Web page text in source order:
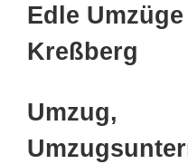
Edle
Kreßberg
Umzug,